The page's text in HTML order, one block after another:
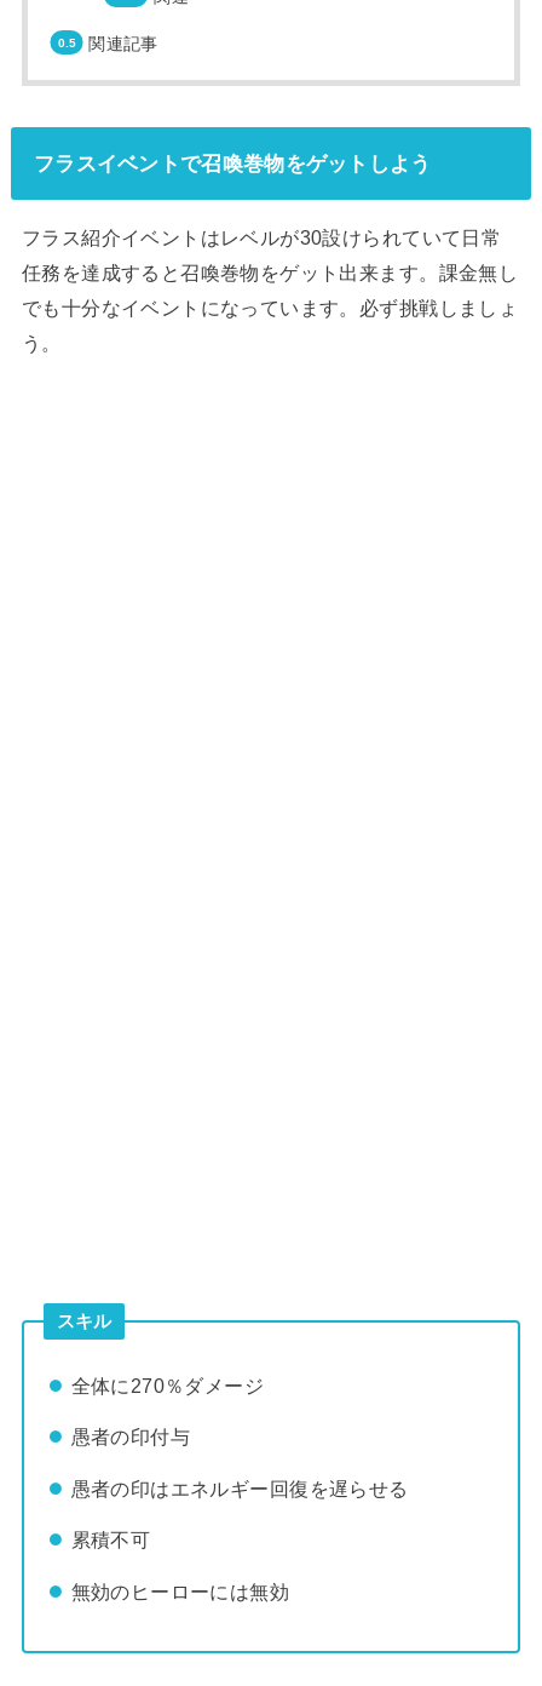
関連記事
フラスイベントで召喚巻物をゲットしよう
フラス紹介イベントはレベルが30設けられていて日常
任務を達成すると召喚巻物をゲット出来ます。課金無し
でも十分なイベントになっています。必ず挑戦しましょ
う。
スキル
全体に270％ダメージ
愚者の印付与
愚者の印はエネルギー回復を遅らせる
累積不可
無効のヒーローには無効